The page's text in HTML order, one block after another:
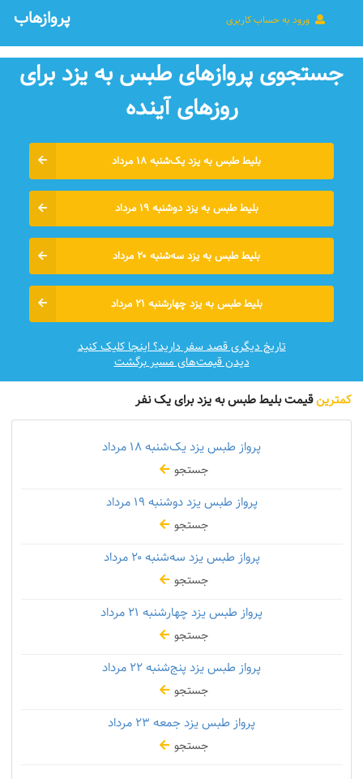
ورود به حساب کاربری پروازهاب
جستجوی پروازهای طبس به یزد برای
روزهای آينده
بلیط طبس به یزد یک‌شنبه ۱۸ مرداد
بلیط طبس به یزد دوشنبه ۱۹ مرداد
بلیط طبس به یزد سه‌شنبه ۲۰ مرداد
بلیط طبس به یزد چهارشنبه ۲۱ مرداد
تاریخ دیگری قصد سفر دارید؟ اینجا کلیک کنید
دیدن قیمت‌های مسیر برگشت
کمترینقیمت بلیط طبس به یزد برای یک نفر
پرواز طبس یزد یک‌شنبه
جستجو
پرواز طبس یزد دوشنبه
جستجو
پرواز طبس یزد سه‌شنبه۲۰ مرداد
جستجو
پرواز طبس یزد چهارشنبه
جستجو
پرواز طبس یزد پنج‌شنبه
جستجو
پرواز طبس یزد جمعه
جستجو